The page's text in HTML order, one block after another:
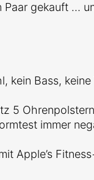
Paar gekauft …
kein Bass,
5
immer
Apple’s